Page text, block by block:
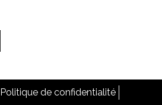
Politique de confidentialité